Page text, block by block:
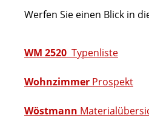
Werfen Sie einen Blick in
WM 2520 Typenliste
Wohnzimmer Prospekt
Wöstmann